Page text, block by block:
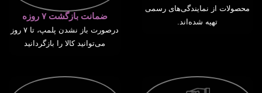
محصولات از نمایندگی‌های رسمی
تهیه شده‌اند.
ضمانت بازگشت ۷ روزه
درصورت باز نشدن پلمپ، تا ۷ روز
می‌توانید کالا را بازگردانید